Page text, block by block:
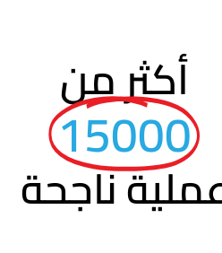
أكثر من
15000
ناجحة